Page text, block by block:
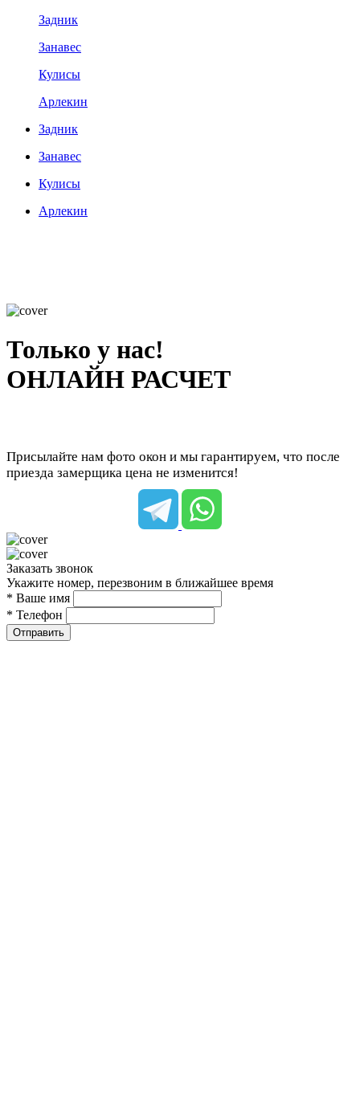
Задник
Занавес
Кулисы
Арлекин
Задник
Занавес
Кулисы
Арлекин
Только у нас!
ОНЛАЙН РАСЧЕТ
Присылайте нам фото окон и мы гарантируем, что после
приезда замерщика цена не изменится!
Заказать звонок
Укажите номер, перезвоним в ближайшее время
* Ваше имя
* Телефон
Отправить